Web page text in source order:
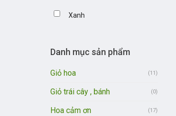
Xanh
Danh mục sản phẩm
Giỏ hoa (11)
Giỏ trái cây , bánh (0)
Hoa cảm ơn (17)